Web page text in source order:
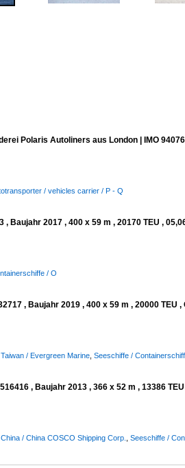
Polaris Autoliners aus London | IMO
/ vehicles carrier / P - Q
, Baujahr 2017 , 400 x 59 m , 20170 TEU ,
/ O
, Baujahr 2019 , 400 x 59 m , 20000 TEU
/ Evergreen Marine Seeschiffe /
, Baujahr 2013 , 366 x 52 m , 13386
/ China COSCO Shipping Corp. Seeschiffe /